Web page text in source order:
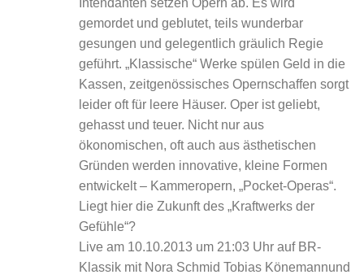
Intendanten setzen Opern ab. Es wird
gemordet und geblutet, teils wunderbar
gesungen und gelegentlich gräulich Regie
geführt. „Klassische“ Werke spülen Geld in die
Kassen, zeitgenössisches Opernschaffen sorgt
leider oft für leere Häuser. Oper ist geliebt,
gehasst und teuer. Nicht nur aus
ökonomischen, oft auch aus ästhetischen
Gründen werden innovative, kleine Formen
entwickelt – Kammeropern, „Pocket-Operas“.
Liegt hier die Zukunft des „Kraftwerks der
Gefühle“?
Live am 10.10.2013 um 21:03 Uhr auf BR-
Klassik mit Nora Schmid Tobias Könemannund